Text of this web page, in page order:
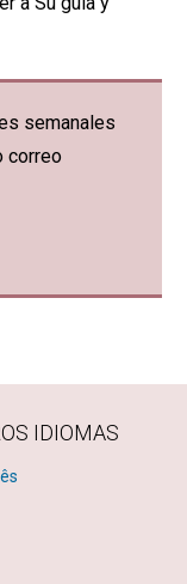
semanales
correo
IDIOMAS